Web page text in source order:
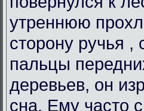
утреннюю
сторону ручья
пальцы
деревьев, он
сна. Ему часто